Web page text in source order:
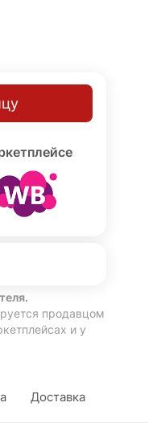
защищающей от
от образования
температур. Цоколь
защиты I (с
продавцом
и у
Доставка